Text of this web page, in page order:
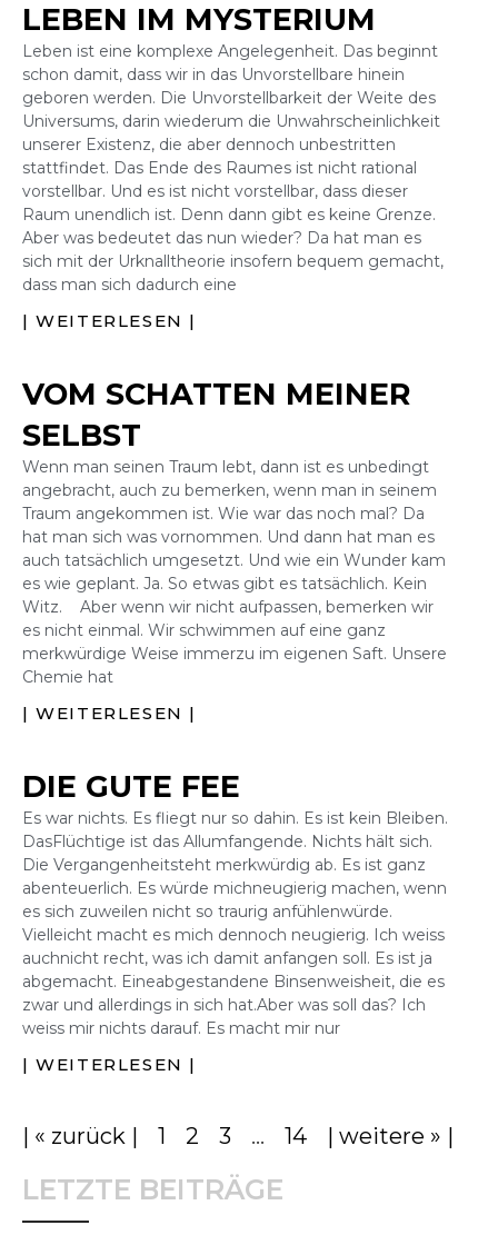
LEBEN IM MYSTERIUM
Leben ist eine komplexe Angelegenheit. Das beginnt
schon damit, dass wir in das Unvorstellbare hinein
geboren werden. Die Unvorstellbarkeit der Weite des
Universums, darin wiederum die Unwahrscheinlichkeit
unserer Existenz, die aber dennoch unbestritten
stattfindet. Das Ende des Raumes ist nicht rational
vorstellbar. Und es ist nicht vorstellbar, dass dieser
Raum unendlich ist. Denn dann gibt es keine Grenze.
Aber was bedeutet das nun wieder? Da hat man es
sich mit der Urknalltheorie insofern bequem gemacht,
dass man sich dadurch eine
| WEITERLESEN |
VOM SCHATTEN MEINER
SELBST
Wenn man seinen Traum lebt, dann ist es unbedingt
angebracht, auch zu bemerken, wenn man in seinem
Traum angekommen ist. Wie war das noch mal? Da
hat man sich was vornommen. Und dann hat man es
auch tatsächlich umgesetzt. Und wie ein Wunder kam
es wie geplant. Ja. So etwas gibt es tatsächlich. Kein
Witz. Aber wenn wir nicht aufpassen, bemerken wir
es nicht einmal. Wir schwimmen auf eine ganz
merkwürdige Weise immerzu im eigenen Saft. Unsere
Chemie hat
| WEITERLESEN |
DIE GUTE FEE
Es war nichts. Es fliegt nur so dahin. Es ist kein Bleiben.
DasFlüchtige ist das Allumfangende. Nichts hält sich.
Die Vergangenheitsteht merkwürdig ab. Es ist ganz
abenteuerlich. Es würde michneugierig machen, wenn
es sich zuweilen nicht so traurig anfühlenwürde.
Vielleicht macht es mich dennoch neugierig. Ich weiss
auchnicht recht, was ich damit anfangen soll. Es ist ja
abgemacht. Eineabgestandene Binsenweisheit, die es
zwar und allerdings in sich hat.Aber was soll das? Ich
weiss mir nichts darauf. Es macht mir nur
| WEITERLESEN |
| « zurück | 1 2 3 … 14 | weitere » |
LETZTE BEITRÄGE